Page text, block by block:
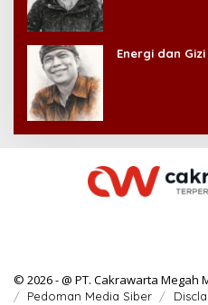
Energi dan
© 2026 - @ PT. Cakrawarta Megah
Pedoman Media Siber